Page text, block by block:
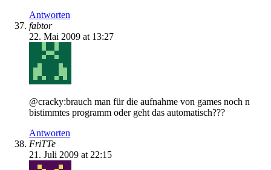
Antworten
fabtor
22. Mai 2009 at 13:27
@cracky:brauch man für die aufnahme von games noch n
bistimmtes programm oder geht das automatisch???
Antworten
FriTTe
21. Juli 2009 at 22:15